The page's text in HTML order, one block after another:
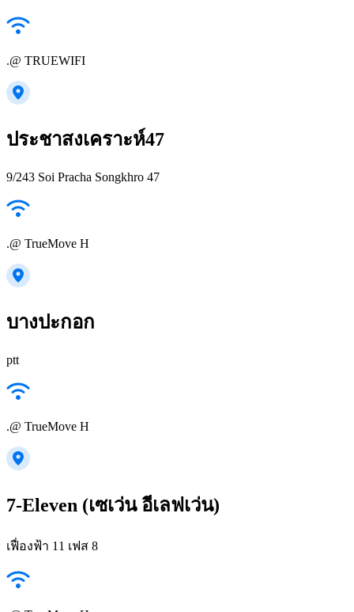
.@ TRUEWIFI
ประชาสงเคราะห์47
9/243 Soi Pracha Songkhro 47
.@ TrueMove H
บางปะกอก
ptt
.@ TrueMove H
7-Eleven (เซเว่น อีเลฟเว่น)
เฟื่องฟ้า 11 เฟส 8